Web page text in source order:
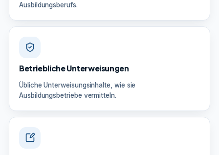
Ausbildungsberufs.
Betriebliche Unterweisungen
Übliche Unterweisungsinhalte, wie sie
Ausbildungsbetriebe vermitteln.